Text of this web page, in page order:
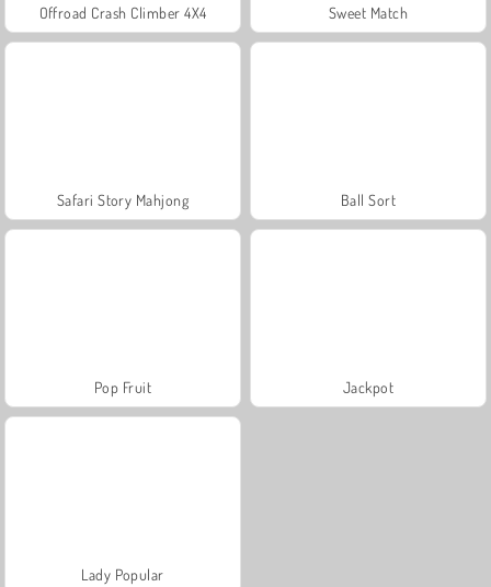
Offroad Crash Climber 4X4 Sweet Match
Safari Story Mahjong Ball Sort
Pop Fruit Jackpot
Lady Popular